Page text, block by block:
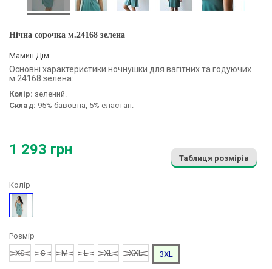
Нічна сорочка м.24168 зелена
Мамин Дім
Основні характеристики ночнушки для вагітних та годуючих
м.24168 зелена:
Колір: зелений.
Склад: 95% бавовна, 5% еластан.
1 293 грн
Таблиця розмірів
Колір
Зелений
Розмір
XS
S M L XL XXL 3XL